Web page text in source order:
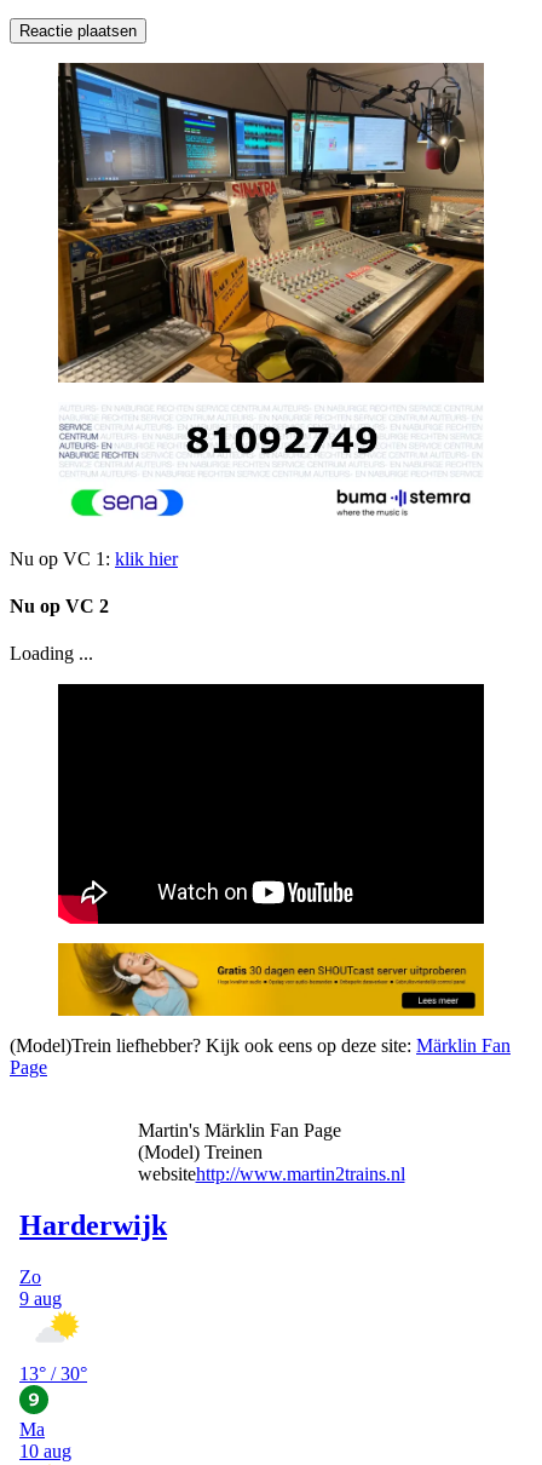
Nu op VC 1: klik hier
Nu op VC 2
Loading ...
(Model)Trein liefhebber? Kijk ook eens op deze site: Märklin Fan
Page
Martin's Märklin Fan Page
(Model) Treinen
websitehttp://www.martin2trains.nl